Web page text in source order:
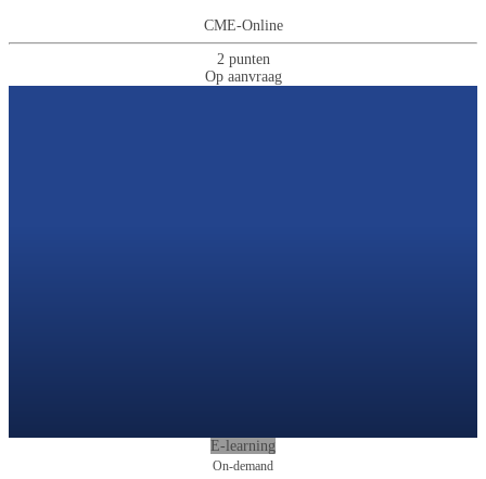
CME-Online
2 punten
Op aanvraag
E-learning
On-demand